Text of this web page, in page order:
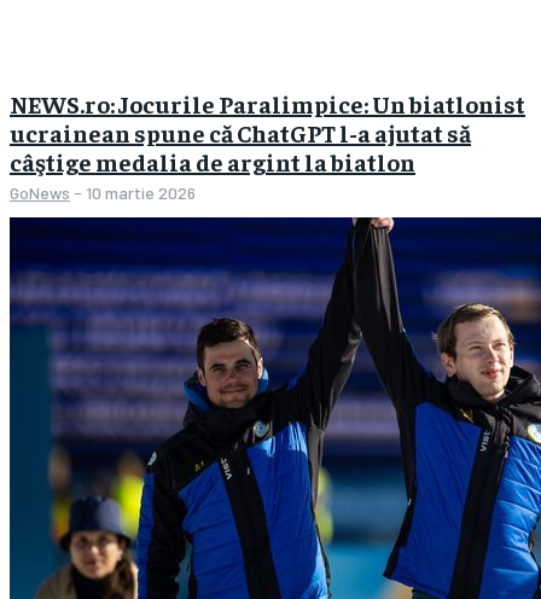
NEWS.ro: Jocurile Paralimpice: Un biatlonist
ucrainean spune că ChatGPT l-a ajutat să
câştige medalia de argint la biatlon
GoNews - 10 martie 2026